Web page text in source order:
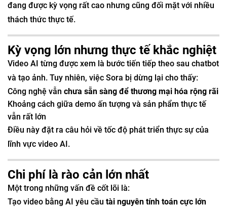
đang được kỳ vọng rất cao nhưng cũng đối mặt với nhiều
thách thức thực tế.
Kỳ vọng lớn nhưng thực tế khắc nghiệt
Video AI từng được xem là bước tiến tiếp theo sau chatbot
và tạo ảnh. Tuy nhiên, việc Sora bị dừng lại cho thấy:
Công nghệ vẫn chưa sẵn sàng để thương mại hóa rộng rãi
Khoảng cách giữa demo ấn tượng và sản phẩm thực tế
vẫn rất lớn
Điều này đặt ra câu hỏi về tốc độ phát triển thực sự của
lĩnh vực video AI.
Chi phí là rào cản lớn nhất
Một trong những vấn đề cốt lõi là:
Tạo video bằng AI yêu cầu tài nguyên tính toán cực lớn